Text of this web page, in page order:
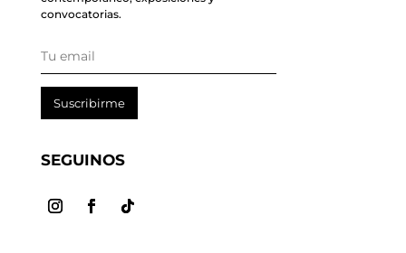
convocatorias.
Suscribirme
SEGUINOS